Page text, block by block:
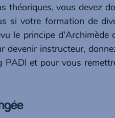
théoriques, vous devez
si votre formation de
le principe d'Archimède
devenir instructeur,
PADI et pour vous